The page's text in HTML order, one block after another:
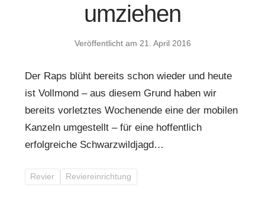
umziehen
Veröffentlicht am 21. April 2016
Der Raps blüht bereits schon wieder und heute
ist Vollmond – aus diesem Grund haben wir
bereits vorletztes Wochenende eine der mobilen
Kanzeln umgestellt – für eine hoffentlich
erfolgreiche Schwarzwildjagd…
Revier Reviereinrichtung